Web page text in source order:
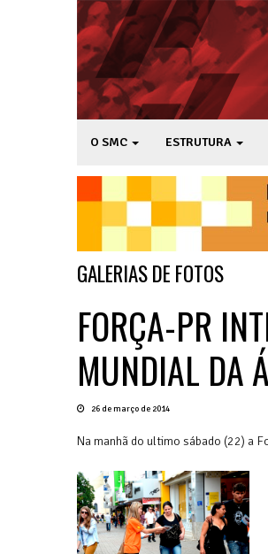
O SMC ESTRUTURA
GALERIAS DE FOTOS
FORÇA-PR
MUNDIAL DA
26 de março de 2014
Na manhã do ultimo sábado (22) a